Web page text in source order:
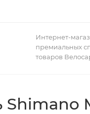
Интернет-
премиальных
товаров
Shimano